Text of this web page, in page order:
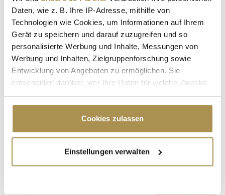
Daten, wie z. B. Ihre IP-Adresse, mithilfe von
Technologien wie Cookies, um Informationen auf Ihrem
Gerät zu speichern und darauf zuzugreifen und so
personalisierte Werbung und Inhalte, Messungen von
Werbung und Inhalten, Zielgruppenforschung sowie
Entwicklung von Angeboten zu ermöglichen. Sie
entscheiden darüber, wer Ihre Daten für welche Zwecke
Cookie-Erklärung oder durch Klicken auf das Privacy
Trigger Symbol ändern oder widerrufen
Informationen über Ihre geografische Lage
erfassen, welche bis auf einige Meter genau sein
Cookies zulassen
Einstellungen verwalten
Kommentar:*